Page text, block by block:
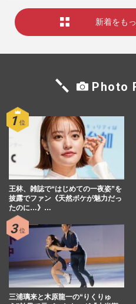
新着をも
Photo
王林、雑誌で“はじめての一夜姿”を
披露でファン《天然ボケが魅力だっ
たのに…》…
三浦璃来と木原龍一の“りくりゅ